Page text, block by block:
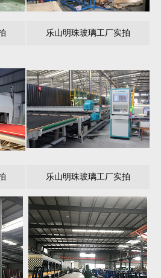
乐山明珠玻璃工厂实拍
乐山明珠玻璃工厂实拍